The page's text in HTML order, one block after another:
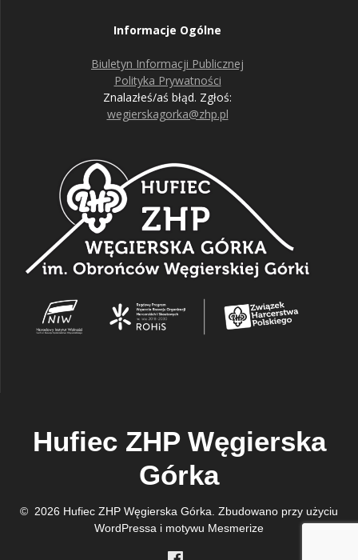
Informacje Ogólne
Biuletyn Informacji Publicznej
Polityka Prywatności
Znalazłeś/aś błąd. Zgłoś:
wegierskagorka@zhp.pl
Hufiec ZHP Węgierska
Górka
© 2026 Hufiec ZHP Węgierska Górka. Zbudowano przy użyciu
WordPressa i motywu Mesmerize